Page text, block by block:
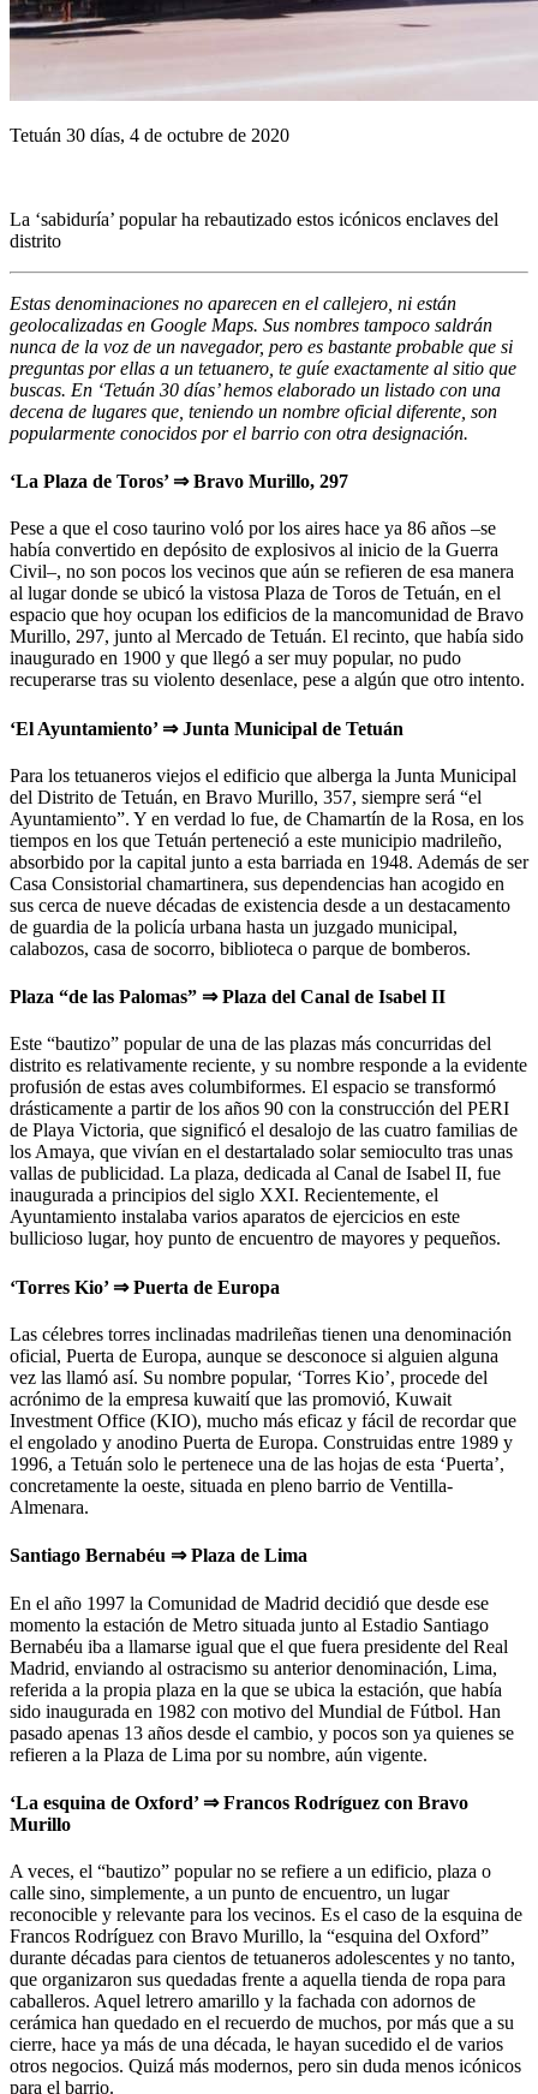
Tetuán 30 días, 4 de octubre de 2020
La ‘sabiduría’ popular ha rebautizado estos icónicos enclaves del
distrito
Estas denominaciones no aparecen en el callejero, ni están
geolocalizadas en Google Maps. Sus nombres tampoco saldrán
nunca de la voz de un navegador, pero es bastante probable que si
preguntas por ellas a un tetuanero, te guíe exactamente al sitio que
buscas. En ‘Tetuán 30 días’ hemos elaborado un listado con una
decena de lugares que, teniendo un nombre oficial diferente, son
popularmente conocidos por el barrio con otra designación.
‘La Plaza de Toros’ ⇒ Bravo Murillo, 297
Pese a que el coso taurino voló por los aires hace ya 86 años –se
había convertido en depósito de explosivos al inicio de la Guerra
Civil–, no son pocos los vecinos que aún se refieren de esa manera
al lugar donde se ubicó la vistosa Plaza de Toros de Tetuán, en el
espacio que hoy ocupan los edificios de la mancomunidad de Bravo
Murillo, 297, junto al Mercado de Tetuán. El recinto, que había sido
inaugurado en 1900 y que llegó a ser muy popular, no pudo
recuperarse tras su violento desenlace, pese a algún que otro intento.
‘El Ayuntamiento’ ⇒ Junta Municipal de Tetuán
Para los tetuaneros viejos el edificio que alberga la Junta Municipal
del Distrito de Tetuán, en Bravo Murillo, 357, siempre será “el
Ayuntamiento”. Y en verdad lo fue, de Chamartín de la Rosa, en los
tiempos en los que Tetuán perteneció a este municipio madrileño,
absorbido por la capital junto a esta barriada en 1948. Además de ser
Casa Consistorial chamartinera, sus dependencias han acogido en
sus cerca de nueve décadas de existencia desde a un destacamento
de guardia de la policía urbana hasta un juzgado municipal,
calabozos, casa de socorro, biblioteca o parque de bomberos.
Plaza “de las Palomas” ⇒ Plaza del Canal de Isabel II
Este “bautizo” popular de una de las plazas más concurridas del
distrito es relativamente reciente, y su nombre responde a la evidente
profusión de estas aves columbiformes. El espacio se transformó
drásticamente a partir de los años 90 con la construcción del PERI
de Playa Victoria, que significó el desalojo de las cuatro familias de
los Amaya, que vivían en el destartalado solar semioculto tras unas
vallas de publicidad. La plaza, dedicada al Canal de Isabel II, fue
inaugurada a principios del siglo XXI. Recientemente, el
Ayuntamiento instalaba varios aparatos de ejercicios en este
bullicioso lugar, hoy punto de encuentro de mayores y pequeños.
‘Torres Kio’ ⇒ Puerta de Europa
Las célebres torres inclinadas madrileñas tienen una denominación
oficial, Puerta de Europa, aunque se desconoce si alguien alguna
vez las llamó así. Su nombre popular, ‘Torres Kio’, procede del
acrónimo de la empresa kuwaití que las promovió, Kuwait
Investment Office (KIO), mucho más eficaz y fácil de recordar que
el engolado y anodino Puerta de Europa. Construidas entre 1989 y
1996, a Tetuán solo le pertenece una de las hojas de esta ‘Puerta’,
concretamente la oeste, situada en pleno barrio de Ventilla-
Almenara.
Santiago Bernabéu ⇒ Plaza de Lima
En el año 1997 la Comunidad de Madrid decidió que desde ese
momento la estación de Metro situada junto al Estadio Santiago
Bernabéu iba a llamarse igual que el que fuera presidente del Real
Madrid, enviando al ostracismo su anterior denominación, Lima,
referida a la propia plaza en la que se ubica la estación, que había
sido inaugurada en 1982 con motivo del Mundial de Fútbol. Han
pasado apenas 13 años desde el cambio, y pocos son ya quienes se
refieren a la Plaza de Lima por su nombre, aún vigente.
‘La esquina de Oxford’ ⇒ Francos Rodríguez con Bravo
Murillo
A veces, el “bautizo” popular no se refiere a un edificio, plaza o
calle sino, simplemente, a un punto de encuentro, un lugar
reconocible y relevante para los vecinos. Es el caso de la esquina de
Francos Rodríguez con Bravo Murillo, la “esquina del Oxford”
durante décadas para cientos de tetuaneros adolescentes y no tanto,
que organizaron sus quedadas frente a aquella tienda de ropa para
caballeros. Aquel letrero amarillo y la fachada con adornos de
cerámica han quedado en el recuerdo de muchos, por más que a su
cierre, hace ya más de una década, le hayan sucedido el de varios
otros negocios. Quizá más modernos, pero sin duda menos icónicos
para el barrio.